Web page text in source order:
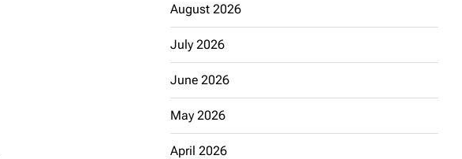
August 2026
July 2026
June 2026
May 2026
April 2026